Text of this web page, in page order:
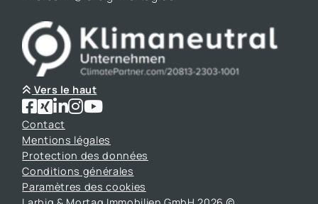
Vers le haut
Contact
Mentions légales
Protection des données
Conditions générales
Paramètres des cookies